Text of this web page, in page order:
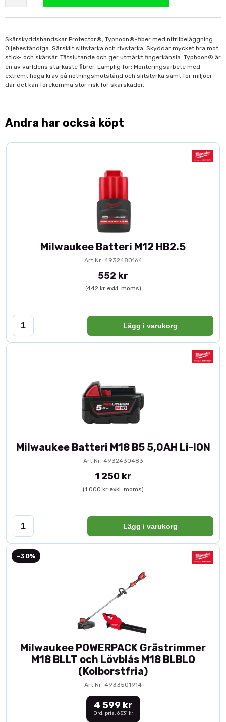
Skärskyddshandskar Protector®, Typhoon®-fiber med nitrilbeläggning.
Oljebeständiga. Särskilt slitstarka och rivstarka. Skyddar mycket bra mot
stick- och skärsår. Tätslutande och ger utmärkt fingerkänsla. Typhoon® är
en av världens starkaste fibrer. Lämplig för: Monteringsarbete med
extremt höga krav på nötningsmotstånd och slitstyrka samt för miljöer
där det kan förekomma stor risk för skärskador.
Andra har också köpt
Milwaukee Batteri M12 HB2.5
Art.Nr: 4932480164
552 kr
(442 kr exkl. moms)
Lägg i varukorg
Milwaukee Batteri M18 B5 5,0AH Li-ION
Art.Nr: 4932430483
1 250 kr
(1 000 kr exkl. moms)
Lägg i varukorg
-30%
Milwaukee POWERPACK Grästrimmer
M18 BLLT och Lövblås M18 BLBLO
(Kolborstfria)
Art.Nr: 4933501914
4 599 kr
Ord. pris: 6 531 kr